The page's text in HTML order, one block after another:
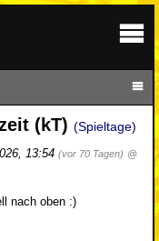
(kT) (Spieltage)
13:54 (vor 70 Tagen) @
nach oben :)